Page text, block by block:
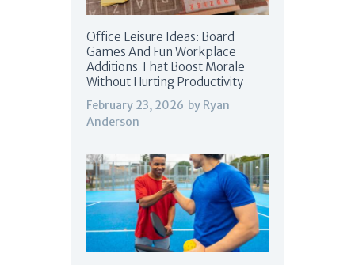
Office Leisure Ideas: Board
Games And Fun Workplace
Additions That Boost Morale
Without Hurting Productivity
February 23, 2026 by Ryan
Anderson